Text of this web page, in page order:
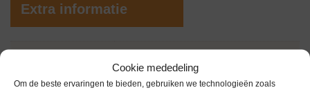
Cookie mededeling
Om de beste ervaringen te bieden, gebruiken we technologieën zoals
Extra informatie
Garantie 0 maanden